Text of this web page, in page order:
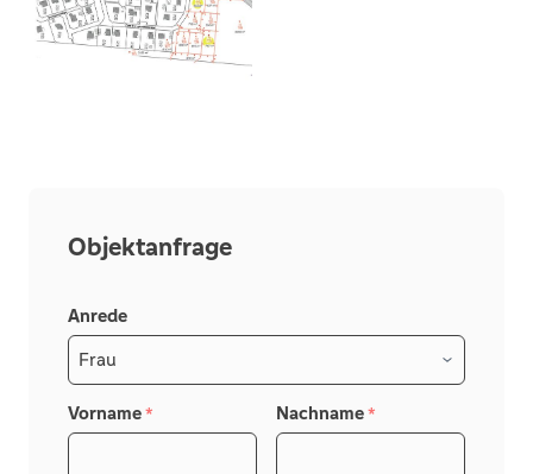
VORHANDENER
FINANZIERUNGSBESTÄTIGUNG **
Objektanfrage
Anrede
Vorname * Nachname *